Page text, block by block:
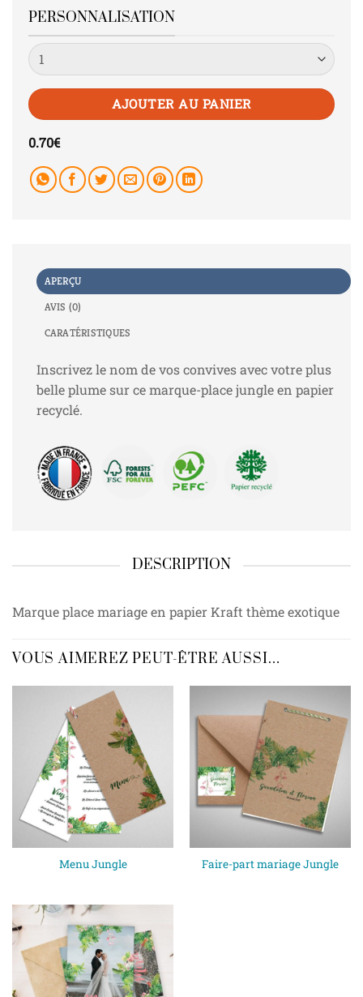
PERSONNALISATION
Quantité
AJOUTER AU PANIER
0.70€
APERÇU
AVIS (0)
CARATÉRISTIQUES
Inscrivez le nom de vos convives avec votre plus
belle plume sur ce marque-place jungle en papier
recyclé.
DESCRIPTION
Marque place mariage en papier Kraft thème exotique
VOUS AIMEREZ PEUT-ÊTRE AUSSI…
Menu Jungle Faire-part mariage Jungle